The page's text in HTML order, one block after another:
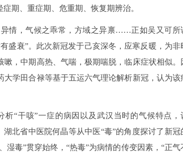
期、重症期、危重期、恢复期辨治。
情，气候之乖常，方域之异禀……正如吴又可所
盛衰”。此次新冠发于己亥深冬，应寒反暖，为非
，中期高热、气喘，极期喘脱，临床症状相似。
学田合禄等基于五运六气理论解析新冠，认为该
“干咳”一症的病因以及武汉当时的气候特点，
北省中医院何晶等从中医“毒”的角度探讨了新冠
毒”贯穿始终，“热毒”为病情的传变因素，“正气